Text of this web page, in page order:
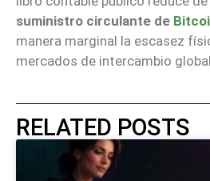
suministro circulante de
manera marginal la escasez
mercados de intercambio
RELATED POSTS